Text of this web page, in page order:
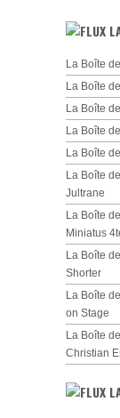
La Boîte
La Boîte
La Boîte
La Boîte
La Boîte
La Boîte
Jultrane
La Boîte
Miniatus
La Boîte
Shorter
La Boîte
on Stage
La Boîte
Christian